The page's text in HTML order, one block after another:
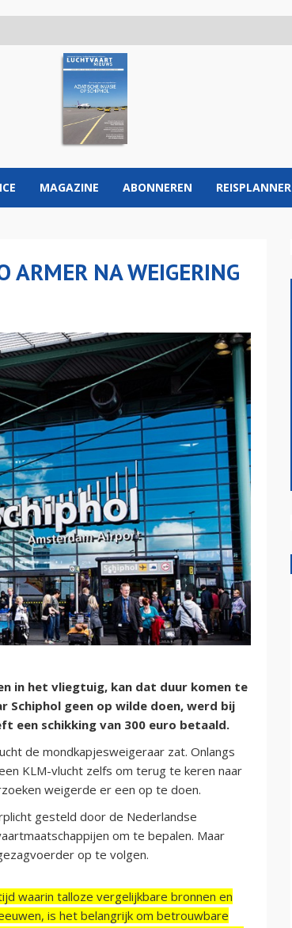
MAGAZINE ABONNEREN REISPLANNER
ARMER NA WEIGERING
in het vliegtuig, kan dat duur komen te
Schiphol geen op wilde doen, werd bij
een schikking van 300 euro betaald.
de mondkapjesweigeraar zat. Onlangs
KLM-vlucht zelfs om terug te keren naar
weigerde er een op te doen.
gesteld door de Nederlandse
om te bepalen. Maar
op te volgen.
waarin talloze vergelijkbare bronnen en
is het belangrijk om betrouwbare